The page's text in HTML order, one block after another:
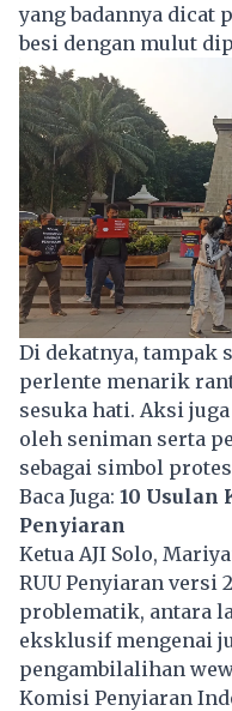
yang badannya dicat
besi dengan mulut
Di dekatnya, tampak
perlente menarik
sesuka hati. Aksi
oleh seniman serta
sebagai simbol
Baca Juga: 10 Usulan
Penyiaran
Ketua AJI Solo,
RUU Penyiaran versi
problematik, antara
eksklusif mengenai
pengambilalihan
Komisi Penyiaran